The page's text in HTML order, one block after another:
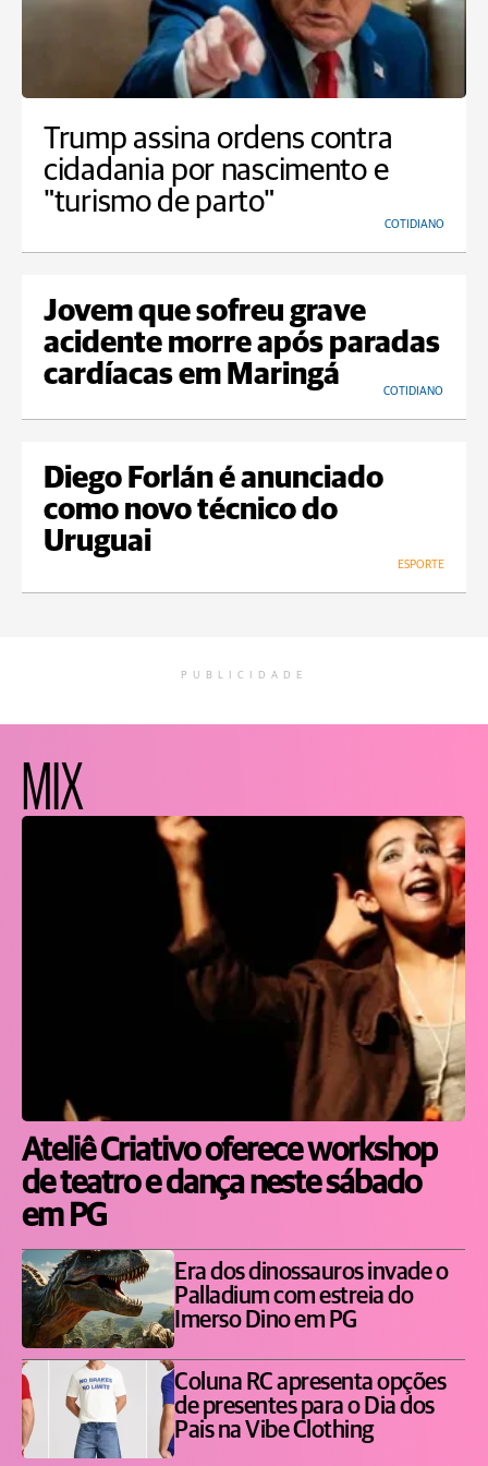
Trump assina ordens contra
cidadania por nascimento e
"turismo de parto"
COTIDIANO
Jovem que sofreu grave
acidente morre após paradas
cardíacas em Maringá
COTIDIANO
Diego Forlán é anunciado
como novo técnico do
Uruguai
ESPORTE
PUBLICIDADE
MIX
Ateliê Criativo oferece workshop
de teatro e dança neste sábado
em PG
Era dos dinossauros invade o
Palladium com estreia do
Imerso Dino em PG
Coluna RC apresenta opções
de presentes para o Dia dos
Pais na Vibe Clothing